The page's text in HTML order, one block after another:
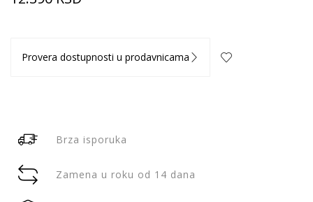
Provera dostupnosti u prodavnicama
Brza isporuka
Zamena u roku od 14 dana